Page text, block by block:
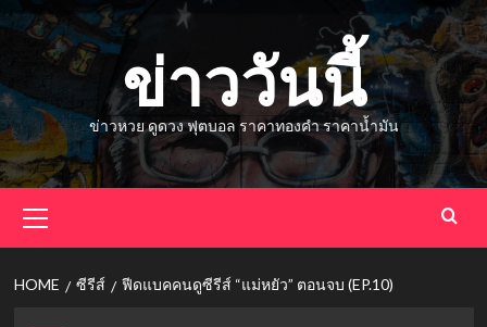
Skip
ข่าววันนี้
ข่าวหวย ดูดวง ฟุตบอล ราคาทองคำ ราคาน้ำมัน
Menu
HOME ซีรีส์ ฟีดแบคคนดูซีรีส์ “แม่หยัว” ตอนจบ (EP.10)